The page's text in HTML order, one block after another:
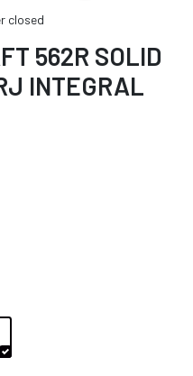
closed
562R SOLID
INTEGRAL